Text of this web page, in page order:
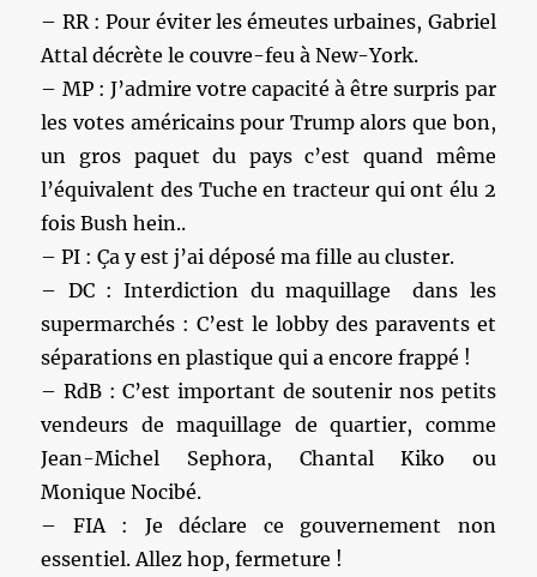
– RR : Pour éviter les émeutes urbaines, Gabriel
Attal décrète le couvre-feu à New-York.
– MP : J’admire votre capacité à être surpris par
les votes américains pour Trump alors que bon,
un gros paquet du pays c’est quand même
l’équivalent des Tuche en tracteur qui ont élu 2
fois Bush hein..
– PI : Ça y est j’ai déposé ma fille au cluster.
– DC : Interdiction du maquillage dans les
supermarchés : C’est le lobby des paravents et
séparations en plastique qui a encore frappé !
– RdB : C’est important de soutenir nos petits
vendeurs de maquillage de quartier, comme
Jean-Michel Sephora, Chantal Kiko ou
Monique Nocibé.
– FIA : Je déclare ce gouvernement non
essentiel. Allez hop, fermeture !